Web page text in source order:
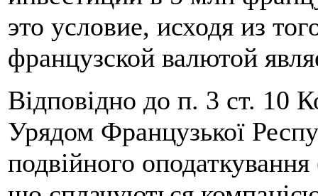
это условие, исходя из
французской валютой
Відповідно до п. 3 ст. 10
Урядом Французької
подвійного